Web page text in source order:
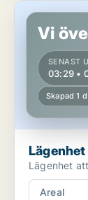
Lägenhet i
Vi
SENAST
03:29 •
Skapad 1 d
Areal